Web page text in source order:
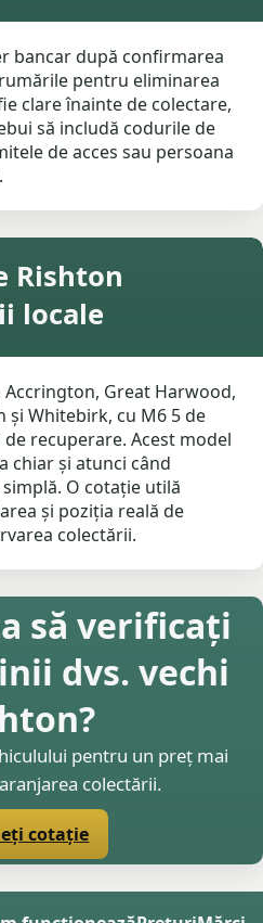
bancar după confirmarea
pentru eliminarea
clare înainte de colectare,
să includă codurile de
de acces sau persoana
Rishton
locale
Great Harwood,
și Whitebirk, cu M6 5 de
recuperare. Acest model
chiar și atunci când
O cotație utilă
și poziția reală de
colectării.
să verificați
dvs. vechi
pentru un preț mai
colectării.
cotație